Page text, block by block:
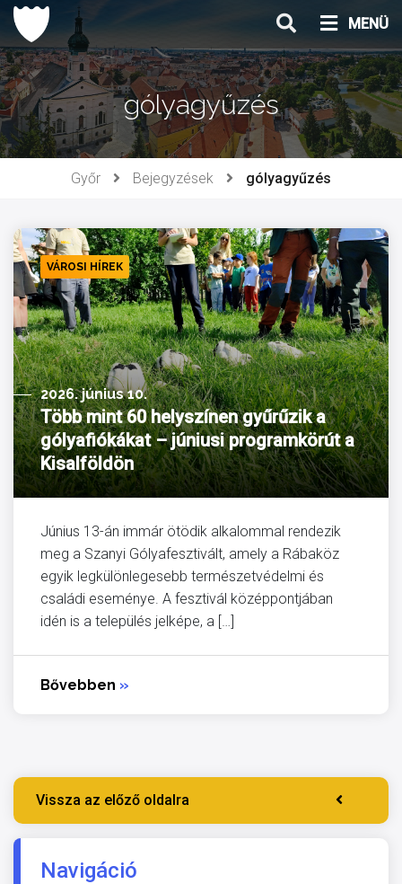
Ugrás
tartalomhoz
MENÜ
gólyagyűzés
Győr Bejegyzések gólyagyűzés
VÁROSI HÍREK
2026. június 10.
Több mint 60 helyszínen gyűrűzik a
gólyafiókákat – júniusi programkörút a
Kisalföldön
Június 13-án immár ötödik alkalommal rendezik
meg a Szanyi Gólyafesztivált, amely a Rábaköz
egyik legkülönlegesebb természetvédelmi és
családi eseménye. A fesztivál középpontjában
idén is a település jelképe, a […]
Bővebben »
Vissza az előző oldalra
Navigáció